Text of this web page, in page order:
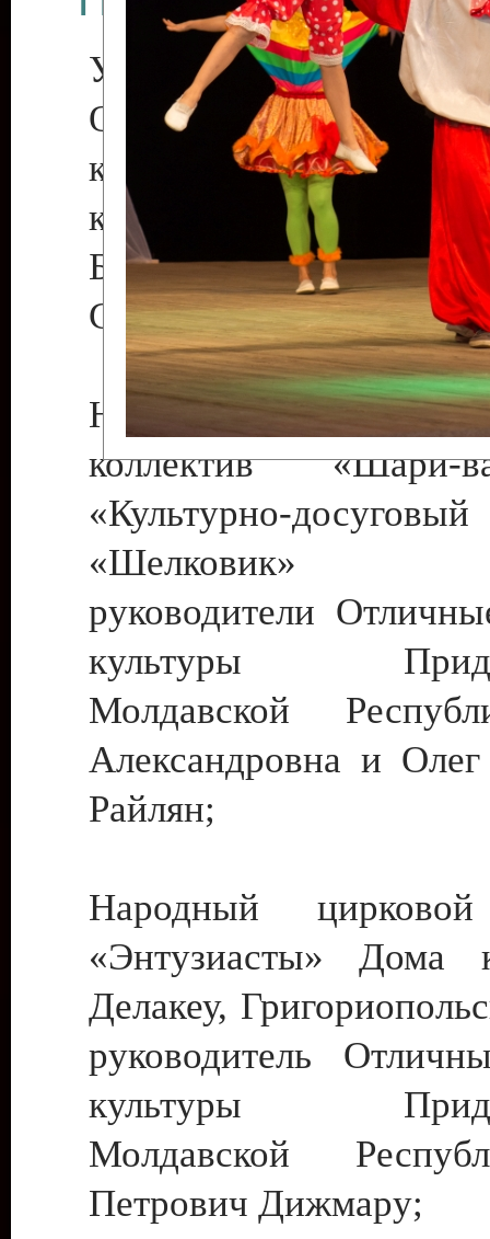
Участники фестиваля:
Образцовый
коллектив
культуры с.
Бендеры ,
Светлана Георгиевна
Народный цирковой
коллектив
«Культурно-
«Шелковик»
руководители
культуры
Молдавской
Александровна и
Райлян;
Народный цирковой
«Энтузиасты» Дома
Делакеу,
руководитель
культуры
Молдавской
Петрович Дижмару;